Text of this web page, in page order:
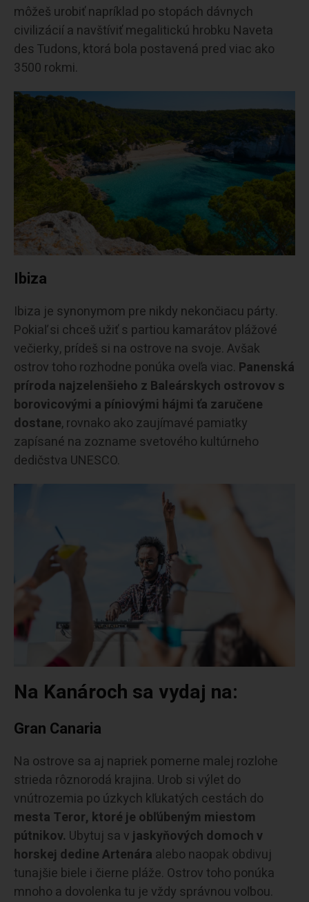
môžeš urobiť napríklad po stopách dávnych
civilizácií a navštíviť megalitickú hrobku Naveta
des Tudons, ktorá bola postavená pred viac ako
3500 rokmi.
Ibiza
Ibiza je synonymom pre nikdy nekončiacu párty.
Pokiaľ si chceš užiť s partiou kamarátov plážové
večierky, prídeš si na ostrove na svoje. Avšak
ostrov toho rozhodne ponúka oveľa viac. Panenská
príroda najzelenšieho z Baleárskych ostrovov s
borovicovými a píniovými hájmi ťa zaručene
dostane, rovnako ako zaujímavé pamiatky
zapísané na zozname svetového kultúrneho
dedičstva UNESCO.
Na Kanároch sa vydaj na:
Gran Canaria
Na ostrove sa aj napriek pomerne malej rozlohe
strieda rôznorodá krajina. Urob si výlet do
vnútrozemia po úzkych kľukatých cestách do
mesta Teror, ktoré je obľúbeným miestom
pútnikov. Ubytuj sa v jaskyňových domoch v
horskej dedine Artenára alebo naopak obdivuj
tunajšie biele i čierne pláže. Ostrov toho ponúka
mnoho a dovolenka tu je vždy správnou voľbou.